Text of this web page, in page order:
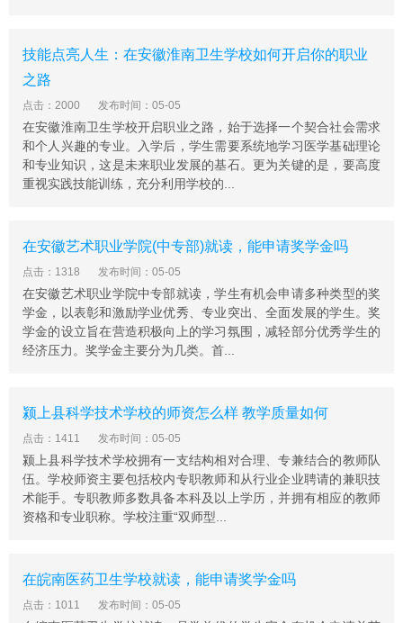
三年制普通中专，毕业颁发省教育厅验印的普通中专毕业
证。护理、助产专业学生毕业当年可参加护士执业资格考
试。医学检验技术、医学影像技术、药剂、康复技术专业
学生毕业后可参加相应的资格考试。中专生毕业当年可参
加对口升学考试、普通高考，(3+3模式)进入高等院校学
习，毕业时颁发全日制普通专科毕业证书。
报名预约
别注意预约要求。
材料准备
身份证明：考生需携带有效身份证件。
成绩要求：需达到学校规定的最低分数标准。
面试要求
身体条件：听力正常、无色盲色弱，矫正视力镜片度数不
超过800度。
身高建议：男生建议身高165cm以上，女生建议158cm以
上。
技能点亮人生：在安徽淮南卫生学校如何开启你的职业
之路
点击：2000 发布时间：05-05
在安徽淮南卫生学校开启职业之路，始于选择一个契合社会需求
和个人兴趣的专业。入学后，学生需要系统地学习医学基础理论
和专业知识，这是未来职业发展的基石。更为关键的是，要高度
重视实践技能训练，充分利用学校的...
在安徽艺术职业学院(中专部)就读，能申请奖学金吗
点击：1318 发布时间：05-05
在安徽艺术职业学院中专部就读，学生有机会申请多种类型的奖
学金，以表彰和激励学业优秀、专业突出、全面发展的学生。奖
学金的设立旨在营造积极向上的学习氛围，减轻部分优秀学生的
经济压力。奖学金主要分为几类。首...
颍上县科学技术学校的师资怎么样 教学质量如何
点击：1411 发布时间：05-05
颍上县科学技术学校拥有一支结构相对合理、专兼结合的教师队
伍。学校师资主要包括校内专职教师和从行业企业聘请的兼职技
术能手。专职教师多数具备本科及以上学历，并拥有相应的教师
资格和专业职称。学校注重“双师型...
在皖南医药卫生学校就读，能申请奖学金吗
点击：1011 发布时间：05-05